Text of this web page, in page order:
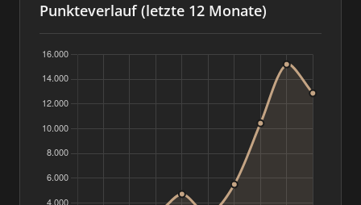
Punkteverlauf (letzte 12 Monate)